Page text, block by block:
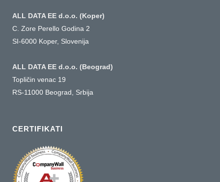
ALL DATA EE d.o.o. (Koper)
C. Zore Perello Godina 2
SI-6000 Koper, Slovenija
ALL DATA EE d.o.o. (Beograd)
Topličin venac 19
RS-11000 Beograd, Srbija
CERTIFIKATI